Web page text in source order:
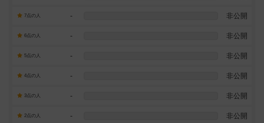
7点の人 - 非公開
6点の人 - 非公開
5点の人 - 非公開
4点の人 - 非公開
3点の人 - 非公開
2点の人 - 非公開